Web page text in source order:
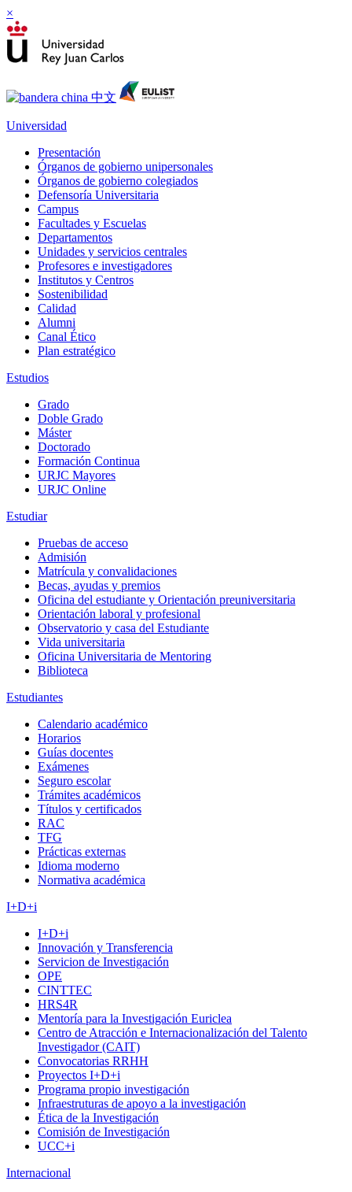
×
Universidad
Presentación
Órganos de gobierno unipersonales
Órganos de gobierno colegiados
Defensoría Universitaria
Campus
Facultades y Escuelas
Departamentos
Unidades y servicios centrales
Profesores e investigadores
Institutos y Centros
Sostenibilidad
Calidad
Alumni
Canal Ético
Plan estratégico
Estudios
Grado
Doble Grado
Máster
Doctorado
Formación Continua
URJC Mayores
URJC Online
Estudiar
Pruebas de acceso
Admisión
Matrícula y convalidaciones
Becas, ayudas y premios
Oficina del estudiante y Orientación preuniversitaria
Orientación laboral y profesional
Observatorio y casa del Estudiante
Vida universitaria
Oficina Universitaria de Mentoring
Biblioteca
Estudiantes
Calendario académico
Horarios
Guías docentes
Exámenes
Seguro escolar
Trámites académicos
Títulos y certificados
RAC
TFG
Prácticas externas
Idioma moderno
Normativa académica
I+D+i
I+D+i
Innovación y Transferencia
Servicion de Investigación
OPE
CINTTEC
HRS4R
Mentoría para la Investigación Euriclea
Centro de Atracción e Internacionalización del Talento
Investigador (CAIT)
Convocatorias RRHH
Proyectos I+D+i
Programa propio investigación
Infraestruturas de apoyo a la investigación
Ética de la Investigación
Comisión de Investigación
UCC+i
Internacional